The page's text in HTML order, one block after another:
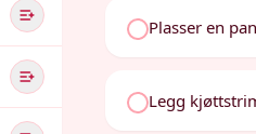
Plasser en
Legg